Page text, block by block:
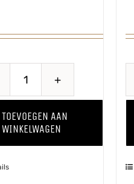
aantal
TOEVOEGEN AAN
WINKELWAGEN